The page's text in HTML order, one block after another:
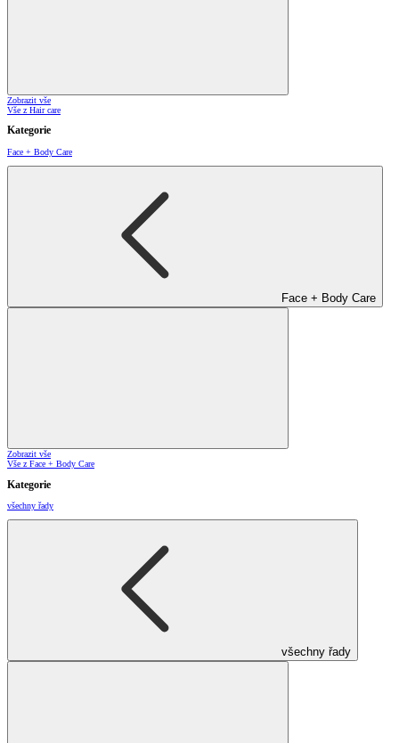
Zobrazit vše
Vše z Hair care
Kategorie
Face + Body Care
Face + Body Care
Zobrazit vše
Vše z Face + Body Care
Kategorie
všechny řady
všechny řady